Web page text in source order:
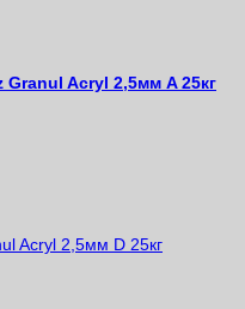
Acryl 2,5мм A 25кг